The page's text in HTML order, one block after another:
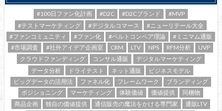
#100日ファン化計画 #D2C #D2Cブランド
#MVP
#テストマーケティング
#デジタルコマース
#ニューリテール大全
#ファンコミュニティ
#ファン化 #ベルトコンベア理論
#ミニマム通販
#市場調査
#社外アイデア企画室 CRM LTV NPS RFM分析
UVP
クラウドファンディング
コンサル通販
デジタルマーケティング
データ分析
ドライテスト ネット通販
ビジネスモデル
ビッグデータの活用法
ファネル化 フレームワーク
ブランディング
ポジショニング
マーケティング 体験価値 価値提供
同梱物
商品企画
独自の価値提供 通信販売の魔法をかける専門家
通販LTV